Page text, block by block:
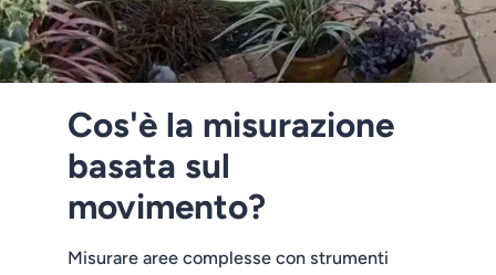
Cos'è la misurazione
basata sul
movimento?
Misurare aree complesse con strumenti